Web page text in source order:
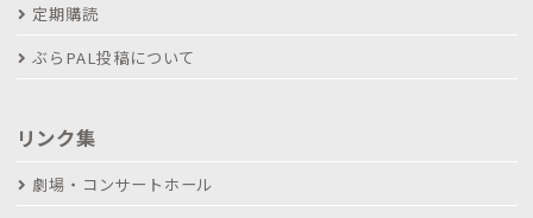
定期購読
ぶらPAL投稿について
リンク集
劇場・コンサートホール